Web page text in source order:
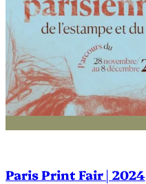
Paris Print Fair | 2024